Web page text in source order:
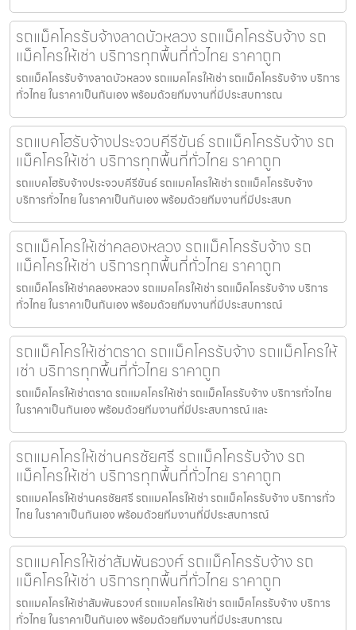
รถแม็คโครรับจ้างลาดบัวหลวง รถแม็คโครรับจ้าง รถ
แม็คโครให้เช่า บริการทุกพื้นที่ทั่วไทย ราคาถูก
รถแม็คโครรับจ้างลาดบัวหลวง รถแมคโครให้เช่า รถแม็คโครรับจ้าง บริการ
ทั่วไทย ในราคาเป็นกันเอง พร้อมด้วยทีมงานที่มีประสบการณ
รถแบคโฮรับจ้างประจวบคีรีขันธ์ รถแม็คโครรับจ้าง รถ
แม็คโครให้เช่า บริการทุกพื้นที่ทั่วไทย ราคาถูก
รถแบคโฮรับจ้างประจวบคีรีขันธ์ รถแมคโครให้เช่า รถแม็คโครรับจ้าง
บริการทั่วไทย ในราคาเป็นกันเอง พร้อมด้วยทีมงานที่มีประสบก
รถแม็คโครให้เช่าคลองหลวง รถแม็คโครรับจ้าง รถ
แม็คโครให้เช่า บริการทุกพื้นที่ทั่วไทย ราคาถูก
รถแม็คโครให้เช่าคลองหลวง รถแมคโครให้เช่า รถแม็คโครรับจ้าง บริการ
ทั่วไทย ในราคาเป็นกันเอง พร้อมด้วยทีมงานที่มีประสบการณ์
รถแม็คโครให้เช่าตราด รถแม็คโครรับจ้าง รถแม็คโครให้
เช่า บริการทุกพื้นที่ทั่วไทย ราคาถูก
รถแม็คโครให้เช่าตราด รถแมคโครให้เช่า รถแม็คโครรับจ้าง บริการทั่วไทย
ในราคาเป็นกันเอง พร้อมด้วยทีมงานที่มีประสบการณ์ และ
รถแมคโครให้เช่านครชัยศรี รถแม็คโครรับจ้าง รถ
แม็คโครให้เช่า บริการทุกพื้นที่ทั่วไทย ราคาถูก
รถแมคโครให้เช่านครชัยศรี รถแมคโครให้เช่า รถแม็คโครรับจ้าง บริการทั่ว
ไทย ในราคาเป็นกันเอง พร้อมด้วยทีมงานที่มีประสบการณ์
รถแมคโครให้เช่าสัมพันธวงศ์ รถแม็คโครรับจ้าง รถ
แม็คโครให้เช่า บริการทุกพื้นที่ทั่วไทย ราคาถูก
รถแมคโครให้เช่าสัมพันธวงศ์ รถแมคโครให้เช่า รถแม็คโครรับจ้าง บริการ
ทั่วไทย ในราคาเป็นกันเอง พร้อมด้วยทีมงานที่มีประสบการณ